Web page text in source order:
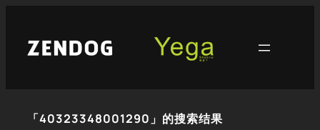
「40323348001290」的搜索结果